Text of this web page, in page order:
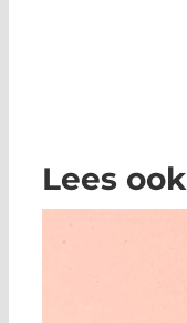
Lees ook